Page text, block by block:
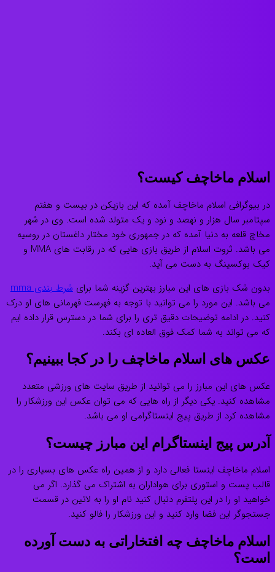
اسلام ماخاچف کیست؟
در بیوگرافی اسلام ماخاچف آمده که این بازیکن در بیست و هفتم
سپتامبر سال هزار و نهصد و نود و یک متولد شده است. وی در شهر
مخاچ قلعه به دنیا آمده که در جمهوری خود مختار داغستان در روسیه
می باشد. ثروت اسلام از طریق بازی هایی که در رقابت های MMA و
کیک بوکسینگ به دست می آید.
بدون شک بازی های این مبارز بهترین گزینه شما برای شرط بندی mma
می باشد. این مورد را می توانید با توجه به فهرست فهرمانی های او درک
کنید. در ادامه توضیحات دقیق تری را برای شما در دسترس قرار داده ایم
که می تواند به شما کمک فوق العاده ای بکند.
عکس های اسلام ماخاچف را در کجا ببینیم؟
عکس های این مبارز را می توانید از طریق سایت های ورزشی متعدد
مشاهده کنید. یکی دیگر از راه هایی که می توان عکس این ورزشکار را
مشاهده کرد از طریق پیج اینستاگرامی او می باشد.
آدرس پیج اینستاگرام این مبارز چیست؟
اسلام ماخاچف اینستا فعالی دارد و از همین راه عکس های بسیاری را در
قالب پست و استوری برای هواداران به اشتراک می گذارد. اگر می
خواهید او را در این پلتفرم دنبال کنید نام او را به لاتین در قسمت
جستجوگر این فضا وارد کنید و این ورزشکار را فالو کنید.
اسلام ماخاچف چه افتخاراتی به دست آورده
است؟